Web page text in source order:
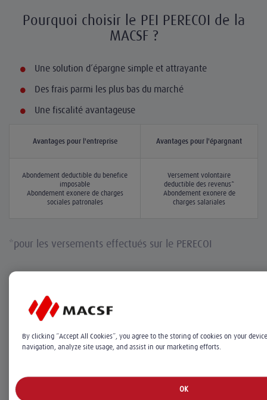
Pourquoi choisir le PEI PERECOI de la
MACSF ?
Une solution d’épargne simple et attrayante
Des frais parmi les plus bas du marché
Une fiscalité avantageuse
Avantages pour l'entreprise Avantages pour l'épargnant
Abondement déductible du bénéfice
imposable
Abondement exonéré de charges
sociales patronales
Versement volontaire
déductible des revenus*
Abondement exonéré de
charges salariales
*pour les versements effectués sur le PERECOI
Des profils et supports adaptés à vos
By clicking “Accept All Cookies”, you agree to the storing of cookies on your
navigation, analyze site usage, and assist in our marketing efforts.
OK